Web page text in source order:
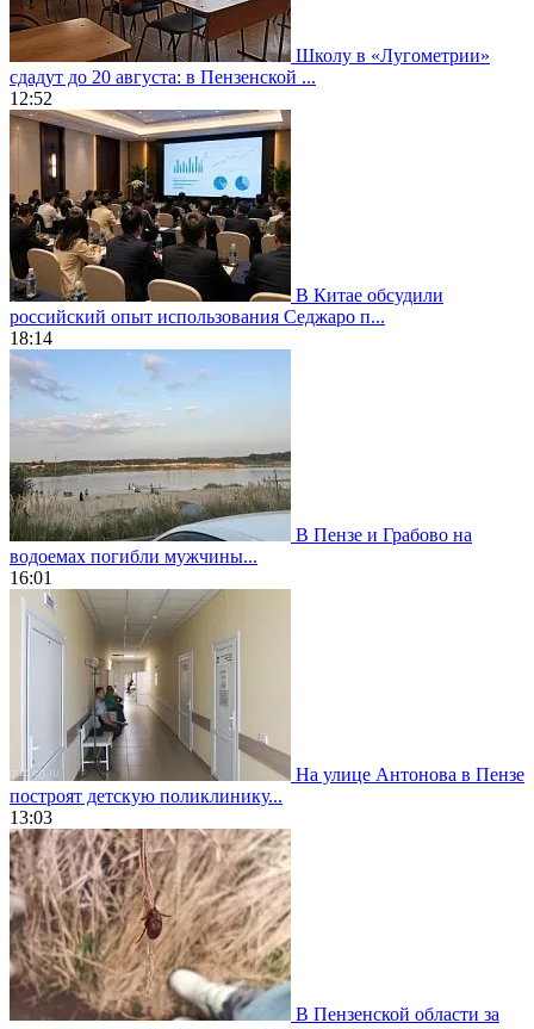
Школу в «Лугометрии»
сдадут до 20 августа: в Пензенской ...
12:52
В Китае обсудили
российский опыт использования Седжаро п...
18:14
В Пензе и Грабово на
водоемах погибли мужчины...
16:01
На улице Антонова в Пензе
построят детскую поликлинику...
13:03
В Пензенской области за